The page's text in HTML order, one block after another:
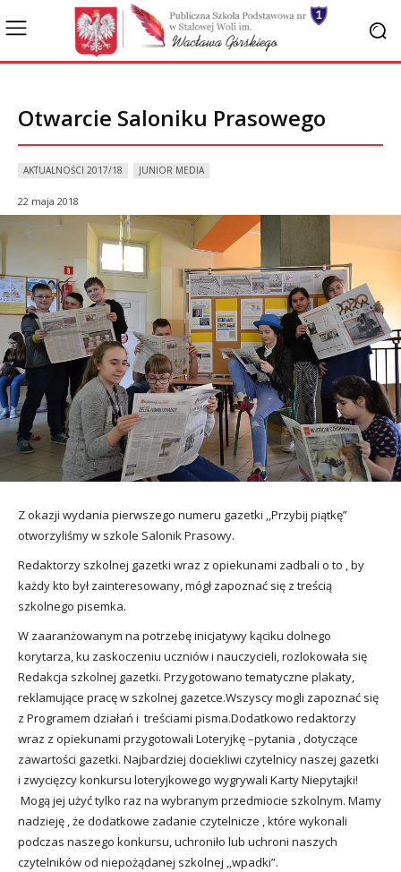
Otwarcie Saloniku Prasowego
AKTUALNOŚCI 2017/18 JUNIOR MEDIA
22 maja 2018
Z okazji wydania pierwszego numeru gazetki ,,Przybij piątkę”
otworzyliśmy w szkole Salonik Prasowy.
Redaktorzy szkolnej gazetki wraz z opiekunami zadbali o to , by
każdy kto był zainteresowany, mógł zapoznać się z treścią
szkolnego pisemka.
W zaaranżowanym na potrzebę inicjatywy kąciku dolnego
korytarza, ku zaskoczeniu uczniów i nauczycieli, rozlokowała się
Redakcja szkolnej gazetki. Przygotowano tematyczne plakaty,
reklamujące pracę w szkolnej gazetce.Wszyscy mogli zapoznać się
z Programem działań i treściami pisma.Dodatkowo redaktorzy
wraz z opiekunami przygotowali Loteryjkę –pytania , dotyczące
zawartości gazetki. Najbardziej dociekliwi czytelnicy naszej gazetki
i zwycięzcy konkursu loteryjkowego wygrywali Karty Niepytajki!
Mogą jej użyć tylko raz na wybranym przedmiocie szkolnym. Mamy
nadzieję , że dodatkowe zadanie czytelnicze , które wykonali
podczas naszego konkursu, uchroniło lub uchroni naszych
czytelników od niepożądanej szkolnej ,,wpadki”.